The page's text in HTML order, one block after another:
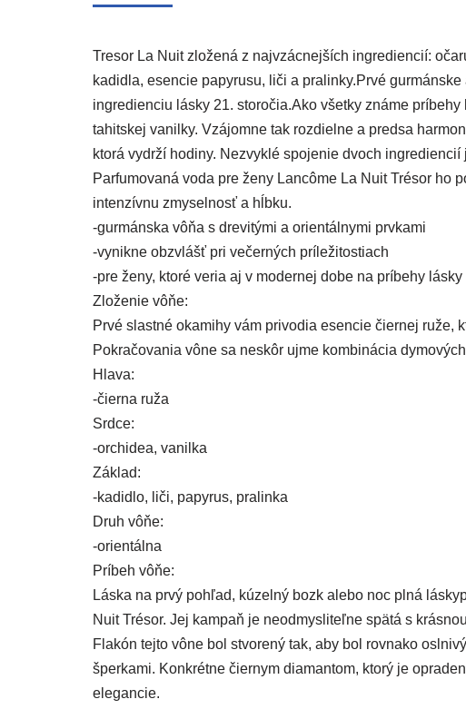
Tresor La Nuit zložená z najvzácnejších ingrediencií:
kadidla, esencie papyrusu, liči a pralinky.Prvé
ingredienciu lásky 21. storočia.Ako všetky známe
tahitskej vanilky. Vzájomne tak rozdielne a predsa
ktorá vydrží hodiny. Nezvyklé spojenie dvoch
Parfumovaná voda pre ženy Lancôme La Nuit Trésor ho
intenzívnu zmyselnosť a hĺbku.
-gurmánska vôňa s drevitými a orientálnymi prvkami
-vynikne obzvlášť pri večerných príležitostiach
-pre ženy, ktoré veria aj v modernej dobe na príbehy lásky
Zloženie vôňe:
Prvé slastné okamihy vám privodia esencie čiernej ruže,
Pokračovania vône sa neskôr ujme kombinácia
Hlava:
-čierna ruža
Srdce:
-orchidea, vanilka
Základ:
-kadidlo, liči, papyrus, pralinka
Druh vôňe:
-orientálna
Príbeh vôňe:
Láska na prvý pohľad, kúzelný bozk alebo noc plná
Nuit Trésor. Jej kampaň je neodmysliteľne spätá s
Flakón tejto vône bol stvorený tak, aby bol rovnako
šperkami. Konkrétne čiernym diamantom, ktorý je
elegancie.